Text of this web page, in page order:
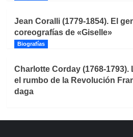
Jean Coralli (1779-1854). El
coreografías de «Giselle»
Biografías
Charlotte Corday (1768-
el rumbo de la Revolución
daga